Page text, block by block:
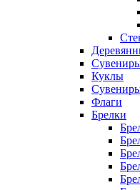
Куклы
Флаги
Брелки